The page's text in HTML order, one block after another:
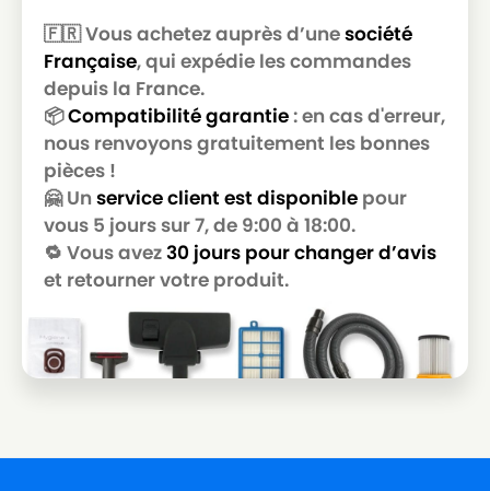
ROWENTA
ROWENTA RU 50
ROWENTA
ROWENTA RU 5053
ROWENTA
ROWENTA RU 51
ROWENTA
ROWENTA
ROWENTA RU 521
ROWENTA
ROWENTA RU 68
ROWENTA
ROWENTA TQ 5053
ROWENTA
ROWENTA VORACE
ROWENTA
ROWENTA ZR 80
🇫🇷 Vous achetez auprès d’unesociété
Française, qui expédie les commandes
depuis la France.
📦Compatibilité garantie: en cas d'erreur,
nous renvoyons gratuitement les bonnes
pièces !
🤗 Un service client est disponible pour
vous 5 jours sur 7, de 9:00 à 18:00.
🔁 Vous avez30 jours pour changer d’avis
et retourner votre produit.